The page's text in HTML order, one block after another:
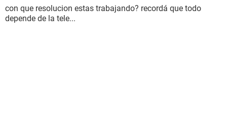
con que resolucion estas trabajando? recordá que todo
depende de la tele...